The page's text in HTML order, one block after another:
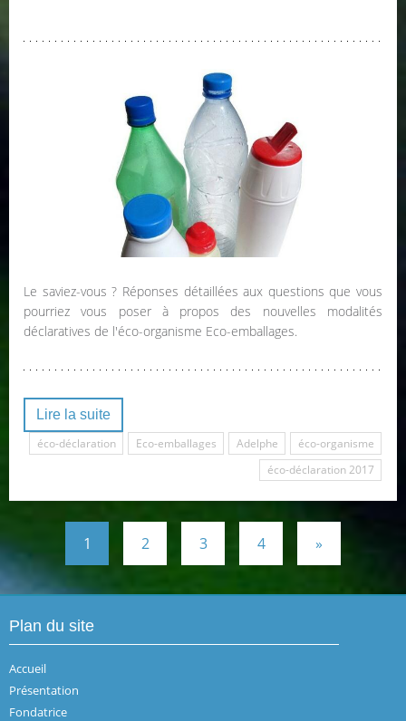
Le saviez-vous ? Réponses détaillées aux questions que vous
pourriez vous poser à propos des nouvelles modalités
déclaratives de l'éco-organisme Eco-emballages.
Lire la suite
éco-déclaration
Eco-emballages Adelphe
éco-organisme
éco-déclaration 2017
1 2 3 4 »
Plan du site
Accueil
Présentation
Fondatrice